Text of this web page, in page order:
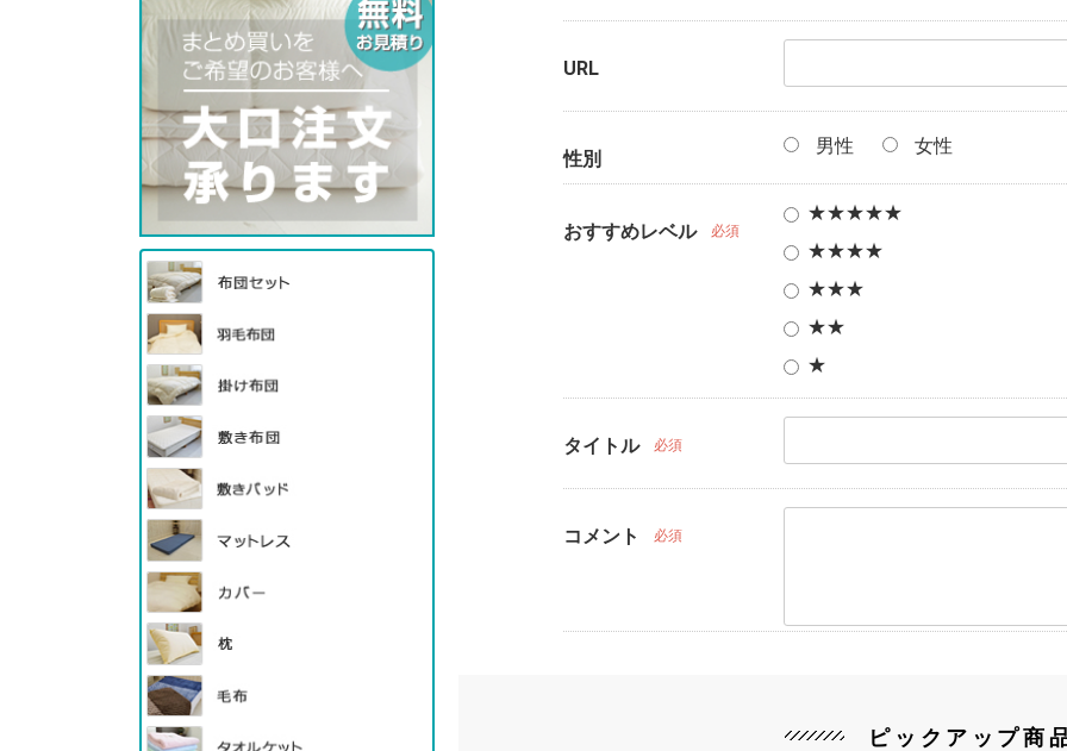
URL
性別
男性 女性
おすすめレベル 必須
★★★★★
★★★★
★★★
★★
★
タイトル 必須
コメント 必須
ピックアップ商